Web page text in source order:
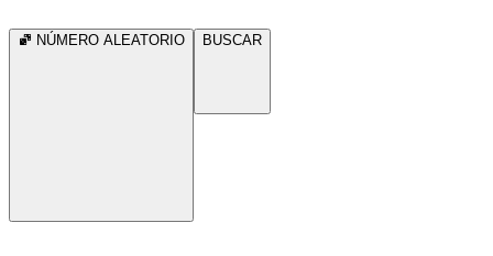
NÚMERO ALEATORIO BUSCAR